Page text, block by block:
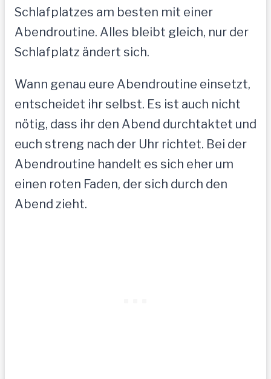
Schlafplatzes am besten mit einer
Abendroutine. Alles bleibt gleich, nur der
Schlafplatz ändert sich.
Wann genau eure Abendroutine einsetzt,
entscheidet ihr selbst. Es ist auch nicht
nötig, dass ihr den Abend durchtaktet und
euch streng nach der Uhr richtet. Bei der
Abendroutine handelt es sich eher um
einen roten Faden, der sich durch den
Abend zieht.